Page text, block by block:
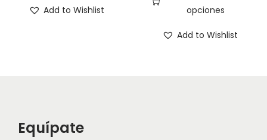
Add to Wishlist
opciones
Add to Wishlist
Equípate